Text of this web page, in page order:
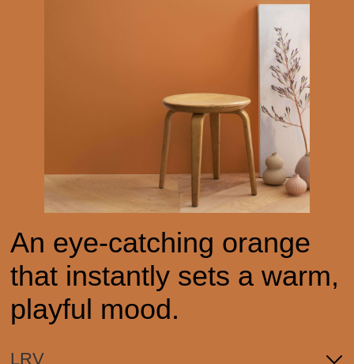
An eye-catching orange
that instantly sets a warm,
playful mood.
LRV